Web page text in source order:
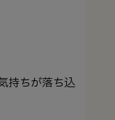
持ちが落ち込